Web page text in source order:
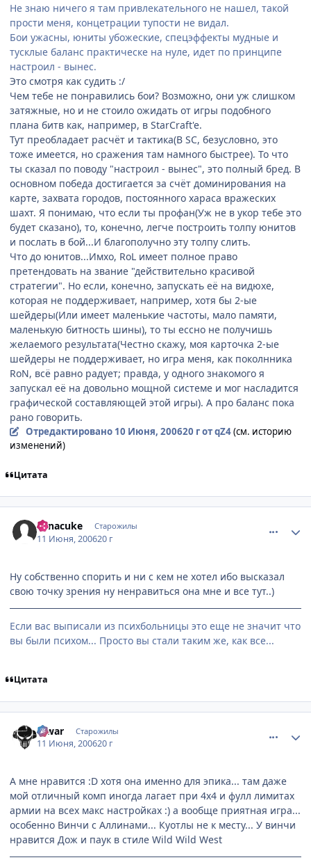
Не знаю ничего я там привлекательного не нашел, такой
прости меня, концетрации тупости не видал.
Бои ужасны, юниты убожеские, спецэффекты мудные и
тусклые баланс практическе на нуле, идет по принципе
настроил - вынес.
Это смотря как судить :/
Чем тебе не понравились бои? Возможно, они уж слишком
затяжные, но и не стоило ожидать от игры подобного
плана битв как, например, в StarCraft'e.
Тут преобладает расчёт и тактика(В SC, безусловно, это
тоже имеется, но сражения там намного быстрее). То что
ты сказал по поводу "настроил - вынес", это полный бред. В
основном победа достигается за счёт доминирования на
карте, захвата городов, постоянного хараса вражеских
шахт. Я понимаю, что если ты профан(Уж не в укор тебе это
будет сказано), то, конечно, легче построить толпу юнитов
и послать в бой...И благополучно эту толпу слить.
Что до юнитов...Имхо, RoL имеет полное право
претендовать на звание "действительно красивой
стратегии". Но если, конечно, запускать её на видюхе,
которая не поддерживает, например, хотя бы 2-ые
шейдеры(Или имеет маленькие частоты, мало памяти,
маленькую битность шины), то ты ессно не получишь
желаемого результата(Честно скажу, моя карточка 2-ые
шейдеры не поддерживает, но игра меня, как поколнника
RoN, всё равно радует; правда, у одного знакомого я
запускал её на довольно мощной системе и мог насладится
графической составляющей этой игры). А про баланс пока
рано говорить.
Отредактировано 10 Июня, 200620 гот qZ4(см. историю
изменений)
Цитата
Sanacuke Старожилы
11 Июня, 200620 г
Ну собственно спорить и ни с кем не хотел ибо высказал
свою точку зрения ну ненравиться она мне и все тут..)
Если вас выписали из психбольницы это еще не значит что
вы были психом... Просто вы стали таким же, как все...
Цитата
Riwar Старожилы
11 Июня, 200620 г
А мне нравится :D хотя она именно для эпика... там даже
мой отличный комп иногда лагает при 4х4 и фулл лимитах
армии на всех макс настройках :) а вообще приятная игра...
особенно Винчи с Аллинами... Куотлы не к месту... У винчи
нравится Дож и паук в стиле Wild Wild West